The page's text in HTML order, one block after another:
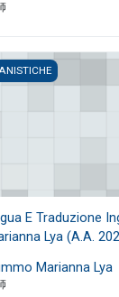
E Traduzione
E Traduzione
Lya (A.A.
Marianna Lya